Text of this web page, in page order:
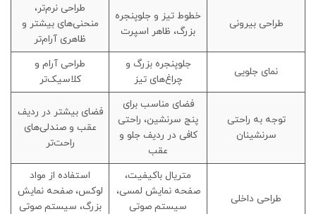
طراحی بیرونی
خطوط تیز و جلوپنجره
بزرگ، ظاهر اسپرت
طراحی نرم‌تر،
منحنی‌های بیشتر و
ظاهری آرام‌تر
نمای جلویی
جلوپنجره بزرگ و
چراغ‌های تیز
طراحی آرام و
کلاسیک‌تر
توجه به راحتی
سرنشینان
فضای مناسب برای
پنج سرنشین، راحتی
کافی در ردیف جلو و
عقب
فضای بیشتر در ردیف
عقب و صندلی‌های
راحت‌تر
طراحی داخلی
متریال باکیفیت،
صفحه نمایش لمسی،
سیستم صوتی
استفاده از مواد
لوکس، صفحه نمایش
بزرگ، سیستم صوتی